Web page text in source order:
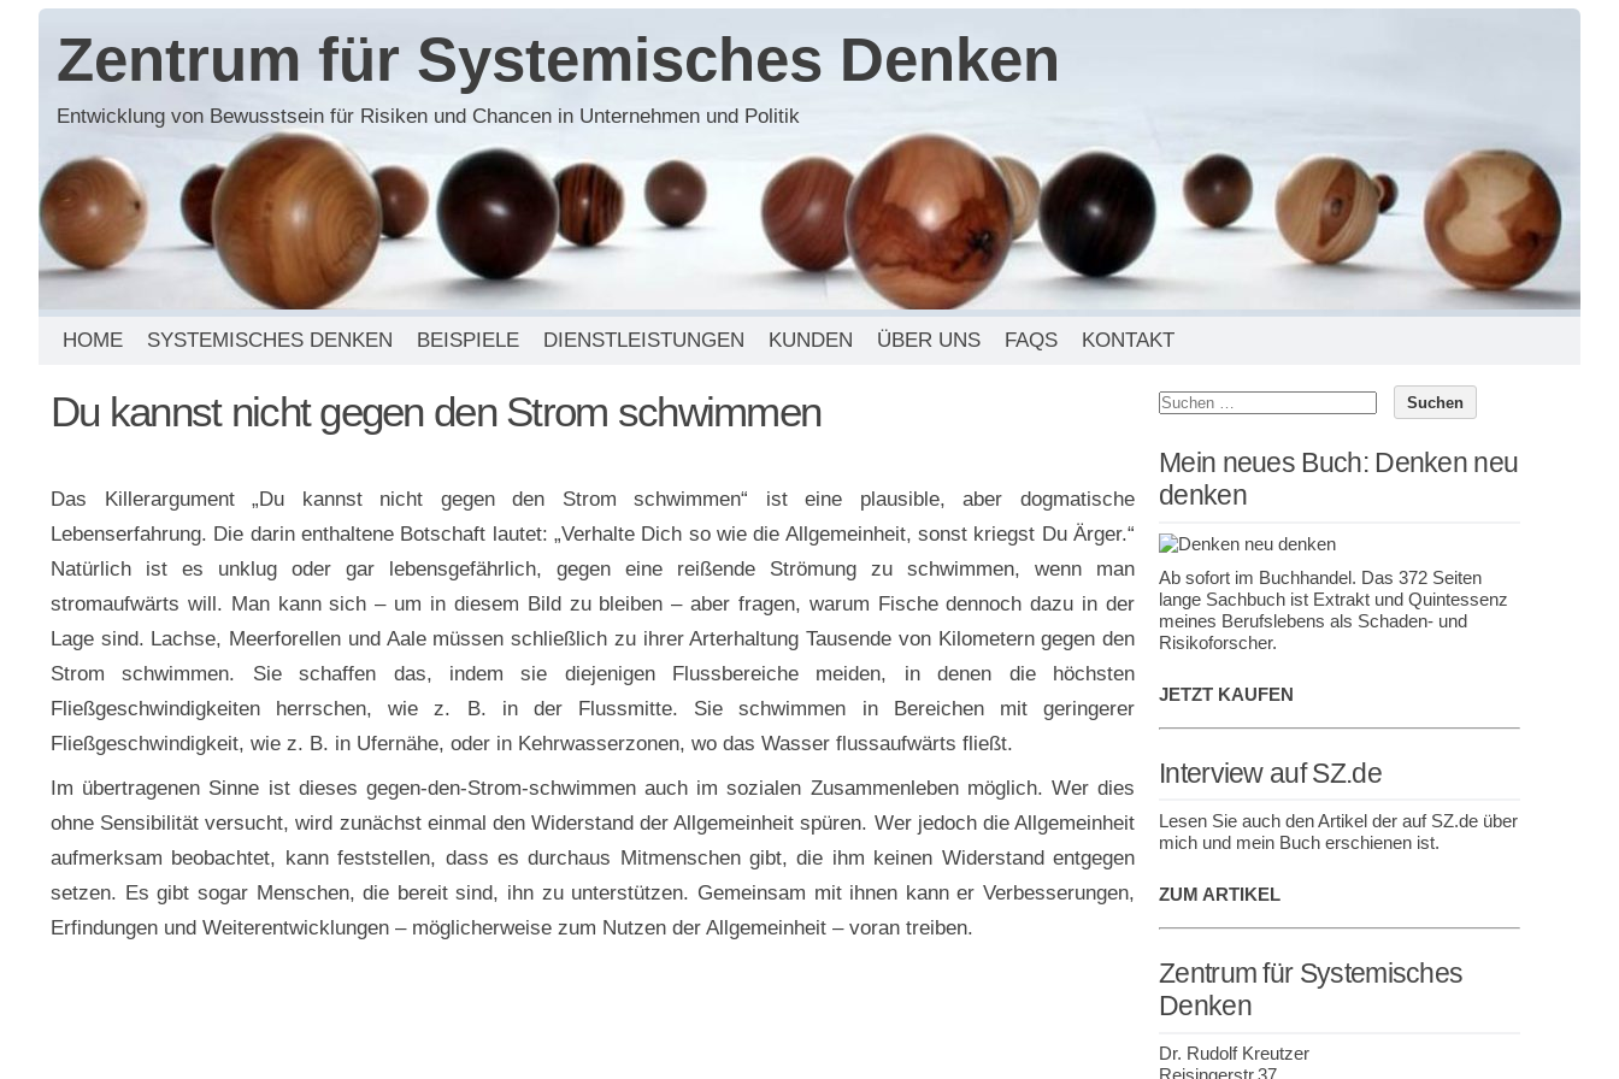
Zentrum für Systemisches Denken
Entwicklung von Bewusstsein für Risiken und Chancen in Unternehmen und Politik
HOME SYSTEMISCHES DENKEN BEISPIELE DIENSTLEISTUNGEN KUNDEN ÜBER UNS FAQS KONTAKT
Du kannst nicht gegen den Strom schwimmen
Das Killerargument „Du kannst nicht gegen den Strom schwimmen“ ist eine plausible, aber dogmatische
Lebenserfahrung. Die darin enthaltene Botschaft lautet: „Verhalte Dich so wie die Allgemeinheit, sonst kriegst Du Ärger.“
Natürlich ist es unklug oder gar lebensgefährlich, gegen eine reißende Strömung zu schwimmen, wenn man
stromaufwärts will. Man kann sich – um in diesem Bild zu bleiben – aber fragen, warum Fische dennoch dazu in der
Lage sind. Lachse, Meerforellen und Aale müssen schließlich zu ihrer Arterhaltung Tausende von Kilometern gegen den
Strom schwimmen. Sie schaffen das, indem sie diejenigen Flussbereiche meiden, in denen die höchsten
Fließgeschwindigkeiten herrschen, wie z. B. in der Flussmitte. Sie schwimmen in Bereichen mit geringerer
Fließgeschwindigkeit, wie z. B. in Ufernähe, oder in Kehrwasserzonen, wo das Wasser flussaufwärts fließt.
Im übertragenen Sinne ist dieses gegen-den-Strom-schwimmen auch im sozialen Zusammenleben möglich. Wer dies
ohne Sensibilität versucht, wird zunächst einmal den Widerstand der Allgemeinheit spüren. Wer jedoch die Allgemeinheit
aufmerksam beobachtet, kann feststellen, dass es durchaus Mitmenschen gibt, die ihm keinen Widerstand entgegen
setzen. Es gibt sogar Menschen, die bereit sind, ihn zu unterstützen. Gemeinsam mit ihnen kann er Verbesserungen,
Erfindungen und Weiterentwicklungen – möglicherweise zum Nutzen der Allgemeinheit – voran treiben.
Mein neues Buch: Denken neu
denken
Ab sofort im Buchhandel. Das 372 Seiten
lange Sachbuch ist Extrakt und Quintessenz
meines Berufslebens als Schaden- und
Risikoforscher.
JETZT KAUFEN
Interview auf SZ.de
Lesen Sie auch den Artikel der auf SZ.de über
mich und mein Buch erschienen ist.
ZUM ARTIKEL
Zentrum für Systemisches
Denken
Dr. Rudolf Kreutzer